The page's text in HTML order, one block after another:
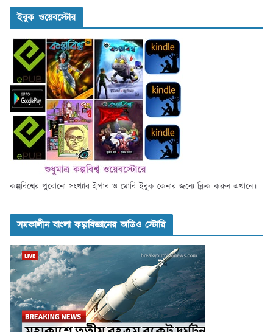
ইবুক ওয়েবস্টোর
কল্পবিশ্বের পুরোনো সংখ্যার ইপাব ও মোবি ইবুক কেনার জন্যে ক্লিক করুন এখানে।
সমকালীন বাংলা কল্পবিজ্ঞানের অডিও স্টোরি